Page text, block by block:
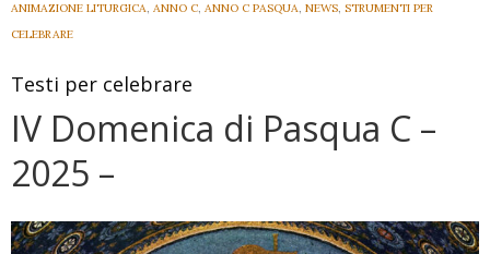
ANIMAZIONE LITURGICA, ANNO C, ANNO C PASQUA, NEWS, STRUMENTI PER
CELEBRARE
Testi per celebrare
IV Domenica di Pasqua C –
2025 –